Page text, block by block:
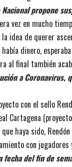
propone
vez en mucho
idea de querer
dinero,
al final también
a Coronavirus,
con el sello
Cartagena
haya sido,
con
fecha del fin de